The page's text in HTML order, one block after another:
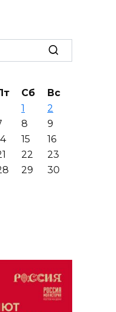
Сб
Вс
1
2
8
9
15
16
22
23
29
30